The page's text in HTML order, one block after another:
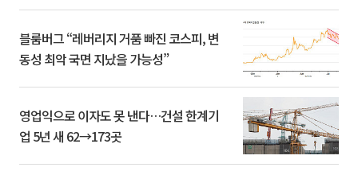
블룸버그 “레버리지 거품 빠진 코스피, 변
동성 최악 국면 지났을 가능성”
영업익으로 이자도 못 낸다…건설 한계기
업 5년 새 62→173곳